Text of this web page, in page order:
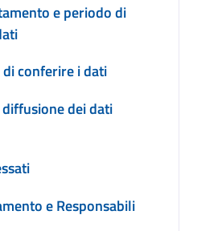
e periodo di
conferire i dati
dei dati
e Responsabili